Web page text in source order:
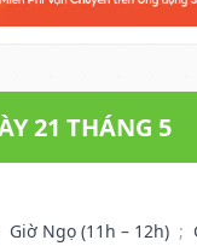
21 THÁNG 5
Giờ Ngọ (11h – 12h) ;